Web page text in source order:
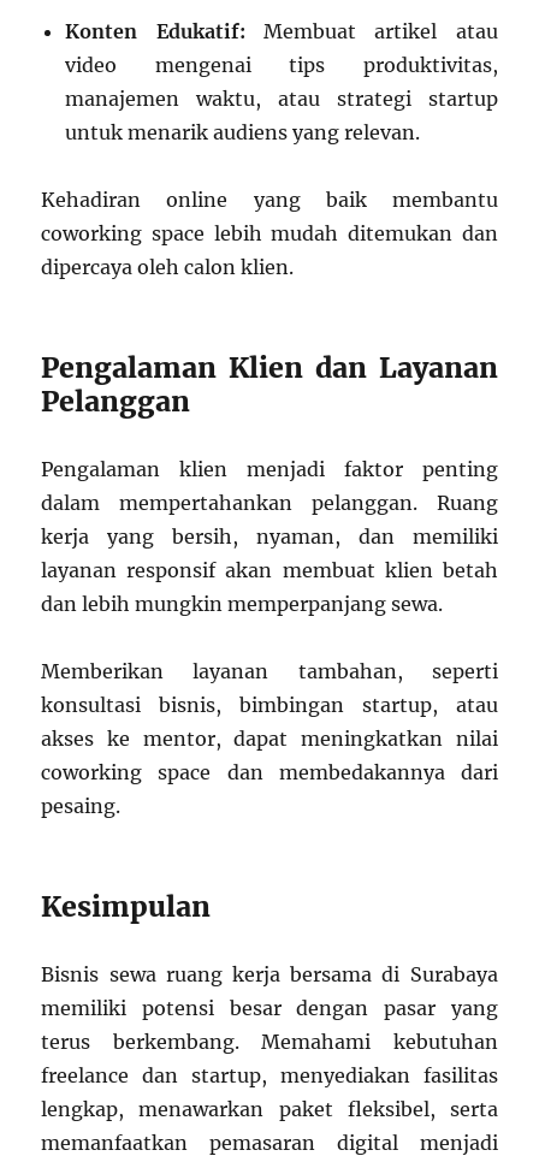
Konten Edukatif: Membuat artikel atau
video mengenai tips produktivitas,
manajemen waktu, atau strategi startup
untuk menarik audiens yang relevan.
Kehadiran online yang baik membantu
coworking space lebih mudah ditemukan dan
dipercaya oleh calon klien.
Pengalaman Klien dan Layanan
Pelanggan
Pengalaman klien menjadi faktor penting
dalam mempertahankan pelanggan. Ruang
kerja yang bersih, nyaman, dan memiliki
layanan responsif akan membuat klien betah
dan lebih mungkin memperpanjang sewa.
Memberikan layanan tambahan, seperti
konsultasi bisnis, bimbingan startup, atau
akses ke mentor, dapat meningkatkan nilai
coworking space dan membedakannya dari
pesaing.
Kesimpulan
Bisnis sewa ruang kerja bersama di Surabaya
memiliki potensi besar dengan pasar yang
terus berkembang. Memahami kebutuhan
freelance dan startup, menyediakan fasilitas
lengkap, menawarkan paket fleksibel, serta
memanfaatkan pemasaran digital menjadi